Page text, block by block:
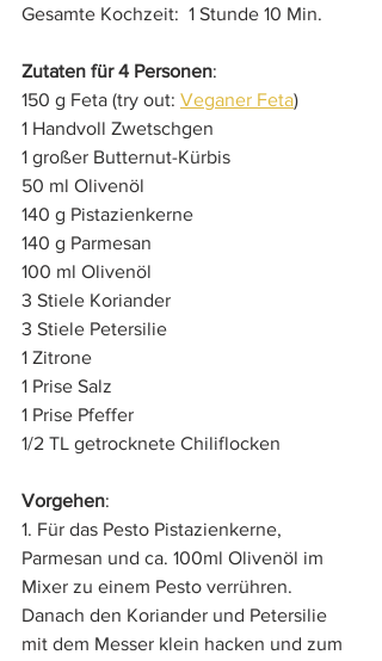
Gesamte Kochzeit:  1 Stunde 10 Min.
Zutaten für 4 Personen:
150 g Feta (try out: Veganer Feta)
1 Handvoll Zwetschgen
1 großer Butternut-Kürbis
50 ml Olivenöl
140 g Pistazienkerne
140 g Parmesan
100 ml Olivenöl
3 Stiele Koriander
3 Stiele Petersilie
1 Zitrone
1 Prise Salz
1 Prise Pfeffer
1/2 TL getrocknete Chiliflocken
Vorgehen:
1. Für das Pesto Pistazienkerne,
Parmesan und ca. 100ml Olivenöl im
Mixer zu einem Pesto verrühren.
Danach den Koriander und Petersilie
mit dem Messer klein hacken und zum